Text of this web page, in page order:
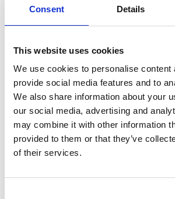
Consent Details
This website uses cookies
We use cookies to personalise content
provide social media features and to
We also share information about your
our social media, advertising and
may combine it with other information
provided to them or that they’ve
of their services.
Chronos Adapters provide a quick, plug-
No parallel port or wiring necessary.
Chronos Adapter for
Noch keine
0 Sterne, basierend auf 0
IHRE BEWERTUNG
ERGÄNZENDE